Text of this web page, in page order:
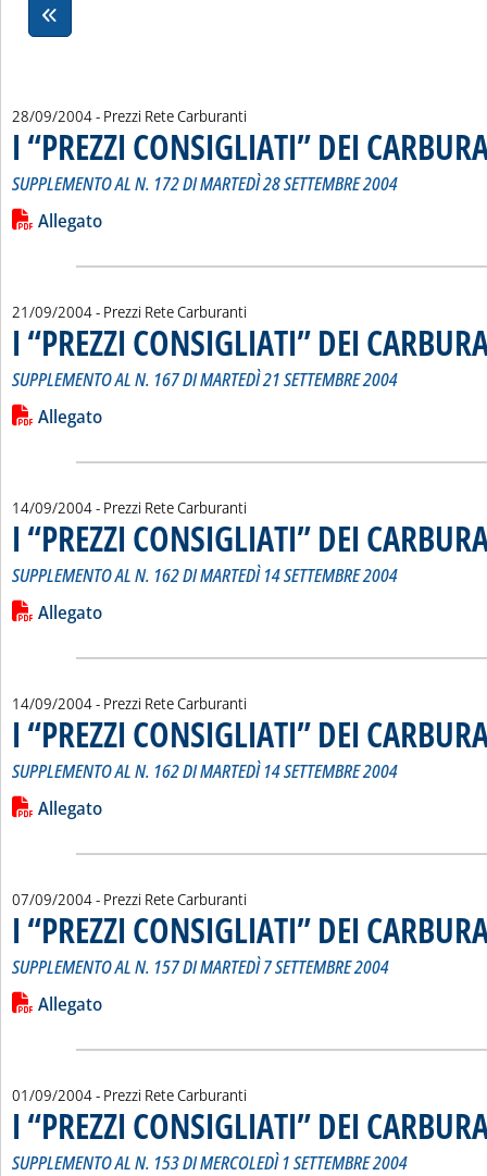
28/09/2004- Prezzi Rete Carburanti
I “PREZZI CONSIGLIATI” DEI
SUPPLEMENTO AL N. 172 DI MARTEDÌ 28 SETTEMBRE 2004
Leggi tutta la notizia: 'I “PREZZI CONSIGLIATI” DEI
Lista allegati PDF alla notizia
Allegato
21/09/2004- Prezzi Rete Carburanti
I “PREZZI CONSIGLIATI” DEI
SUPPLEMENTO AL N. 167 DI MARTEDÌ 21 SETTEMBRE 2004
Leggi tutta la notizia: 'I “PREZZI CONSIGLIATI” DEI
Lista allegati PDF alla notizia
Allegato
14/09/2004- Prezzi Rete Carburanti
I “PREZZI CONSIGLIATI” DEI
SUPPLEMENTO AL N. 162 DI MARTEDÌ 14 SETTEMBRE 2004
Leggi tutta la notizia: 'I “PREZZI CONSIGLIATI” DEI
Lista allegati PDF alla notizia
Allegato
14/09/2004- Prezzi Rete Carburanti
I “PREZZI CONSIGLIATI” DEI
SUPPLEMENTO AL N. 162 DI MARTEDÌ 14 SETTEMBRE 2004
Leggi tutta la notizia: 'I “PREZZI CONSIGLIATI” DEI
Lista allegati PDF alla notizia
Allegato
07/09/2004- Prezzi Rete Carburanti
I “PREZZI CONSIGLIATI” DEI
SUPPLEMENTO AL N. 157 DI MARTEDÌ 7 SETTEMBRE 2004
Leggi tutta la notizia: 'I “PREZZI CONSIGLIATI” DEI
Lista allegati PDF alla notizia
Allegato
01/09/2004- Prezzi Rete Carburanti
I “PREZZI CONSIGLIATI” DEI
SUPPLEMENTO AL N. 153 DI MERCOLEDÌ 1 SETTEMBRE 2004